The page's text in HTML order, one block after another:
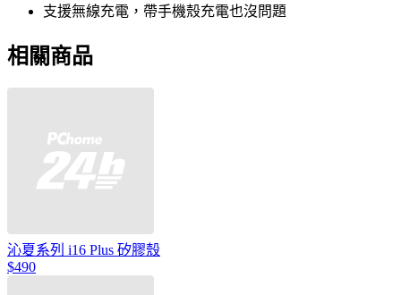
支援無線充電，帶手機殼充電也沒問題
相關商品
沁夏系列 i16 Plus 矽膠殼
$490